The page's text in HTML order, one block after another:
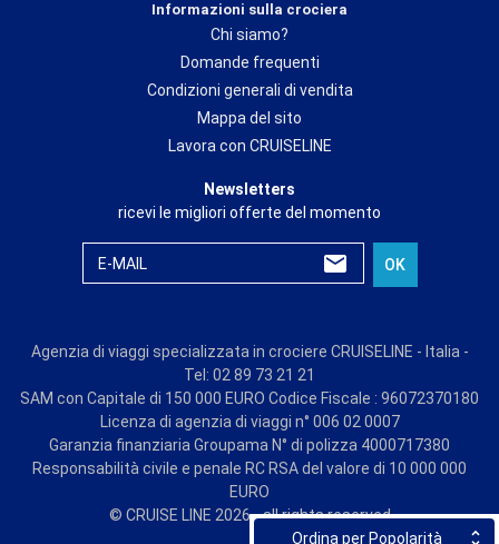
Ordina per Popolarità
Informazioni sulla crociera
Chi siamo?
Domande frequenti
Condizioni generali di vendita
Mappa del sito
Lavora con CRUISELINE
Newsletters
ricevi le migliori offerte del momento
E-MAIL OK
Agenzia di viaggi specializzata in crociere CRUISELINE - Italia -
Tel: 02 89 73 21 21
SAM con Capitale di 150 000 EURO Codice Fiscale : 96072370180
Licenza di agenzia di viaggi n° 006 02 0007
Garanzia finanziaria Groupama N° di polizza 4000717380
Responsabilità civile e penale RC RSA del valore di 10 000 000
EURO
© CRUISE LINE 2026 - all rights reserved